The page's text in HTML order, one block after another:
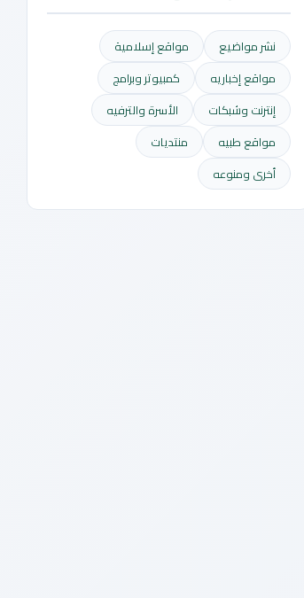
نشر مواضيع
مواقع إسلامية
مواقع إخباريه
كمبيوتر وبرامج
إنترنت وشبكات
الأسرة والترفيه
مواقع طبيه
منتديات
أخرى ومنوعه